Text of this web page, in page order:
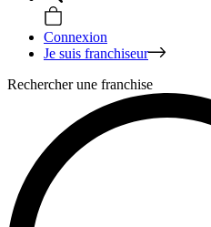
Connexion
Je suis franchiseur
Rechercher une franchise